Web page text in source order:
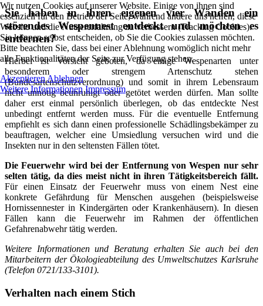
Sie haben in ihren eigenen vier Wänden ein
störendes Wespennest entdeckt und möchten es
entfernen?
Hierbei ist Vorsicht geboten, da einige Wespenarten unter
besonderem oder strengem Artenschutz stehen
(Bundesartenschutzverordnung) und somit in ihrem Lebensraum
nicht unnötig beunruhigt oder getötet werden dürfen. Man sollte
daher erst einmal persönlich überlegen, ob das entdeckte Nest
unbedingt entfernt werden muss. Für die eventuelle Entfernung
empfiehlt es sich dann einen professionelle Schädlingsbekämper zu
beauftragen, welcher eine Umsiedlung versuchen wird und die
Insekten nur in den seltensten Fällen tötet.
Die Feuerwehr wird bei der Entfernung von Wespen nur sehr
selten tätig, da dies meist nicht in ihren Tätigkeitsbereich fällt.
Für einen Einsatz der Feuerwehr muss von einem Nest eine
konkrete Gefährdung für Menschen ausgehen (beispielsweise
Hornissennester in Kindergärten oder Krankenhäusern). In diesen
Fällen kann die Feuerwehr im Rahmen der öffentlichen
Gefahrenabwehr tätig werden.
Weitere Informationen und Beratung erhalten Sie auch bei den
Mitarbeitern der Ökologieabteilung des Umweltschutzes Karlsruhe
(Telefon 0721/133-3101).
Verhalten nach einem Stich
Wir nutzen Cookies auf unserer Website. Einige von ihnen sind
essenziell für den Betrieb der Seite, während andere uns helfen, diese
Website und die Nutzererfahrung zu verbessern (Tracking Cookies).
Sie können selbst entscheiden, ob Sie die Cookies zulassen möchten.
Bitte beachten Sie, dass bei einer Ablehnung womöglich nicht mehr
alle Funktionalitäten der Seite zur Verfügung stehen.
AkzeptierenAblehnen
Weitere Informationen Impressum